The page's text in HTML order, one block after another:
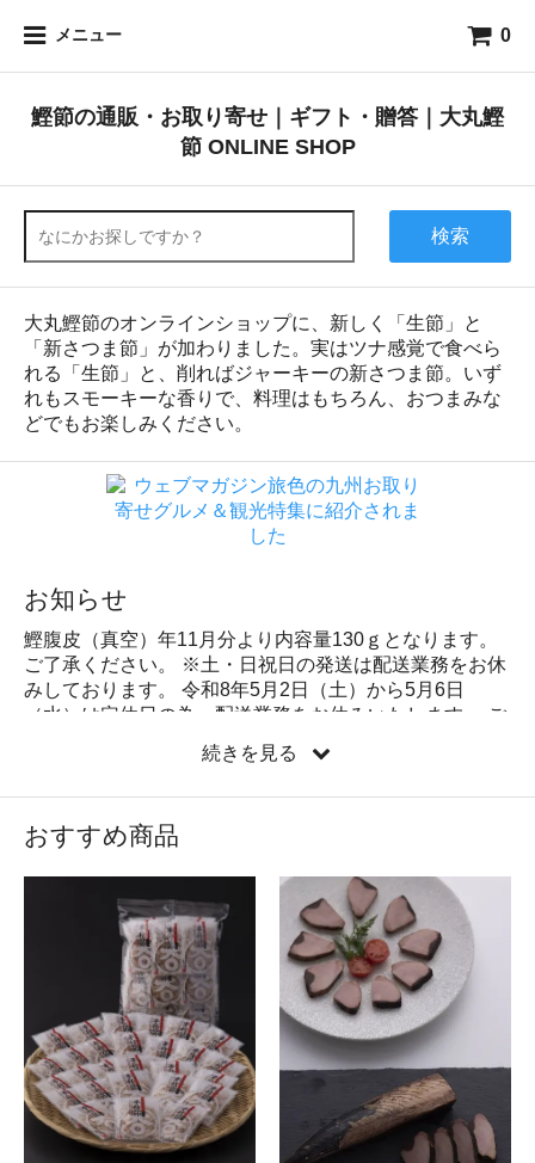
メニュー 0
鰹節の通販・お取り寄せ｜ギフト・贈答｜大丸鰹
節 ONLINE SHOP
検索
大丸鰹節のオンラインショップに、新しく「生節」と
「新さつま節」が加わりました。実はツナ感覚で食べら
れる「生節」と、削ればジャーキーの新さつま節。いず
れもスモーキーな香りで、料理はもちろん、おつまみな
どでもお楽しみください。
お知らせ
鰹腹皮（真空）年11月分より内容量130ｇとなります。
ご了承ください。 ※土・日祝日の発送は配送業務をお休
みしております。 令和8年5月2日（土）から5月6日
（水）は定休日の為、配送業務をお休みいたします。 ご
了承ください。 よろしくお願いいたします。 ※本枯節と
削り器のセットは、もうしばらくお待ちください。
続きを見る
おすすめ商品